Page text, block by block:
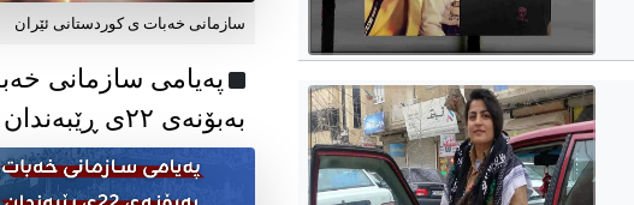
سازمانی خەبات ی کوردستانی ئێران
پەیامی سازمانی
بەبۆنەی ۲۲ی ڕێبەندان